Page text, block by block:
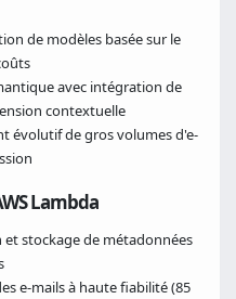
de modèles basée sur le
avec intégration de
contextuelle
évolutif de gros volumes d'e-
Lambda
et stockage de métadonnées
e-mails à haute fiabilité (85